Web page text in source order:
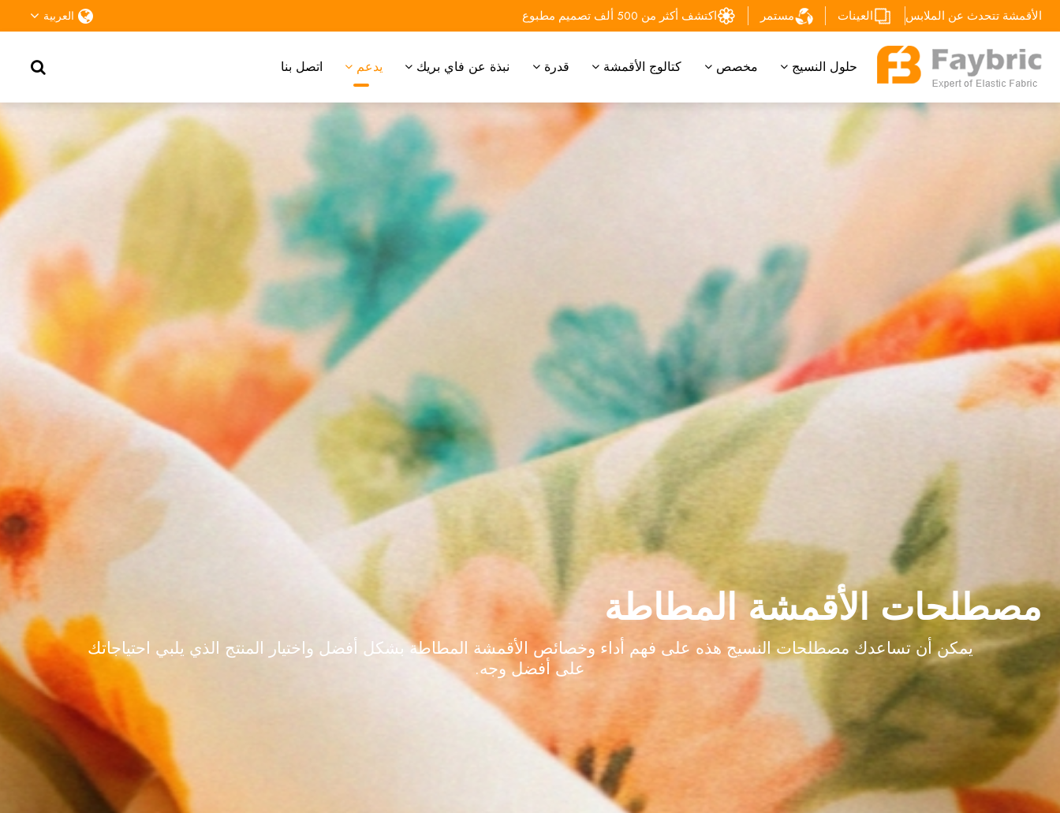
الأقمشة تتحدث عن الملابس العينات مستمر اكتشف أكثر من 500 ألف تصميم مطبوع العربية
حلول النسيج مخصص كتالوج الأقمشة قدرة نبذة عن فاي بريك يدعم اتصل بنا
مصطلحات الأقمشة المطاطة
يمكن أن تساعدك مصطلحات النسيج هذه على فهم أداء وخصائص الأقمشة المطاطة بشكل أفضل واختيار المنتج الذي يلبي احتياجاتك
على أفضل وجه.